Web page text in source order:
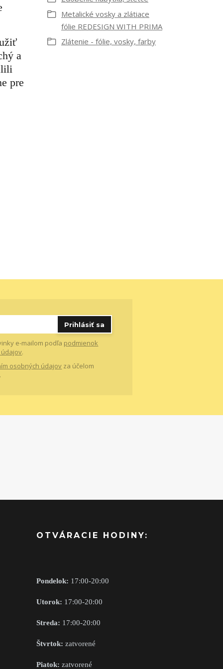
a
pre
Metalické vosky a zlátiace
fólie REDESIGN WITH PRIMA
Zlátenie - fólie, vosky, farby
Prihlásiť sa
e-mailom podľa podmienok
.
osobných údajov za účelom
OTVÁRACIE HODINY:
Pondelok: 17:00-20:00
Utorok: 17:00-20:00
Streda: 17:00-20:00
Štvrtok: zatvorené
Piatok: zatvorené